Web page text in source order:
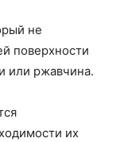
не
поверхности
или ржавчина.
их